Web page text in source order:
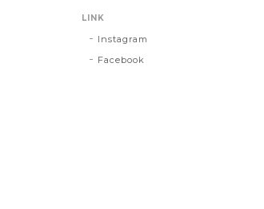
LINK
Instagram
Facebook